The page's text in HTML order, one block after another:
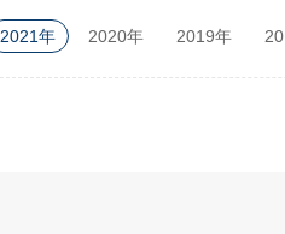
2021年 2020年 2019年